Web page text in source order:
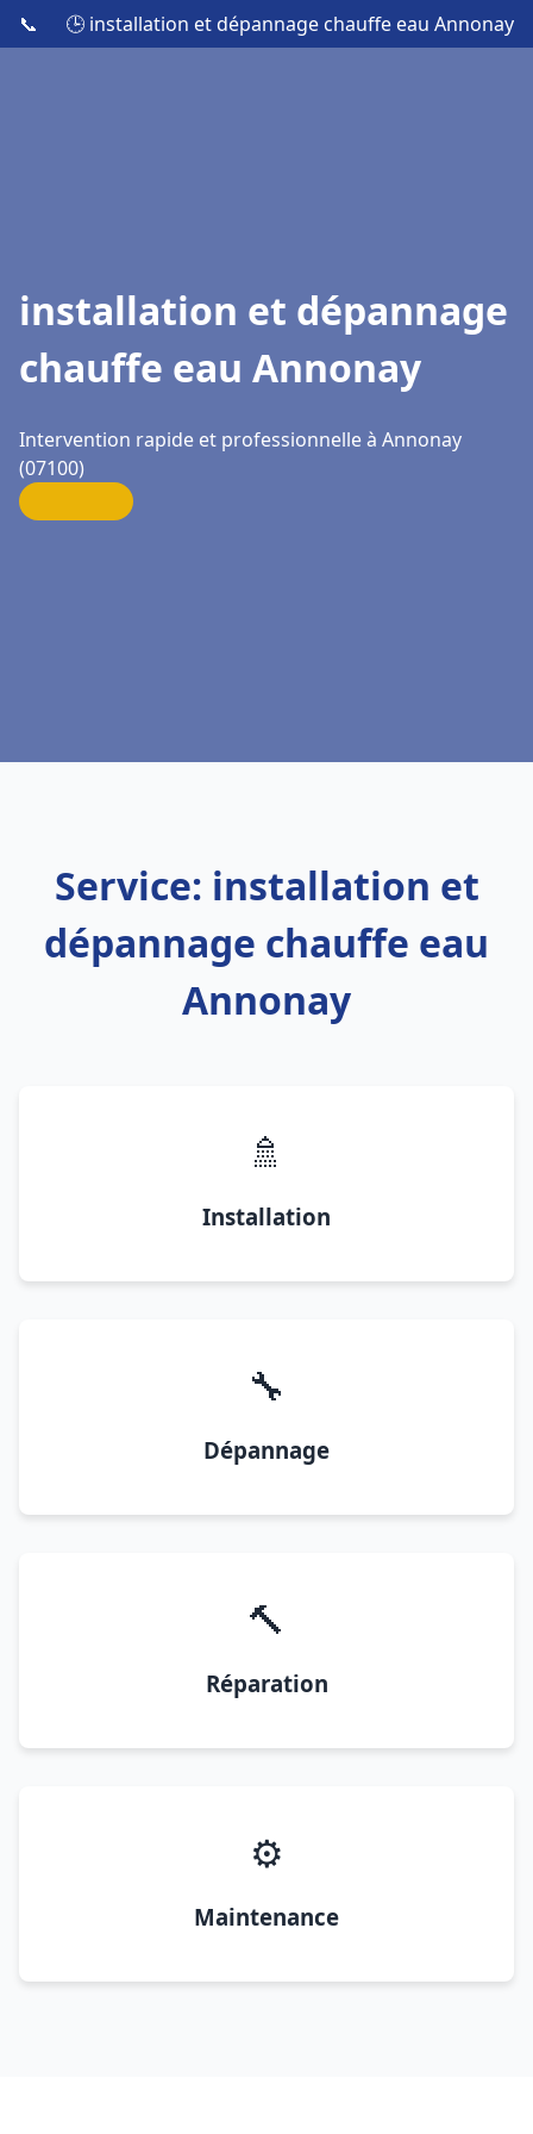
📞 🕒 installation et dépannage chauffe eau Annonay
installation et dépannage
chauffe eau Annonay
Intervention rapide et professionnelle à Annonay
(07100)
Service: installation et
dépannage chauffe eau
Annonay
🚿
Installation
🔧
Dépannage
🔨
Réparation
⚙️
Maintenance